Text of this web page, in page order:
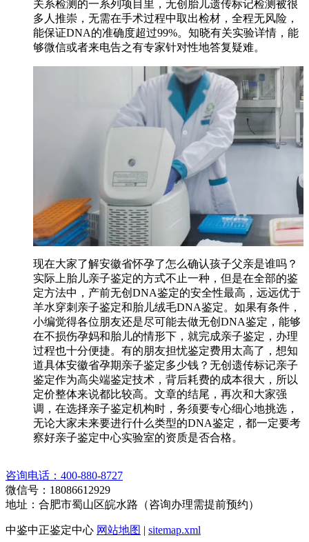
关系检测的一系列项目里，无创胎儿遗传标记检测被很
多人推崇，无需在手术过程中取出检材，全程无风险，
能保证DNA的准确度超过99%。知晓有关实验详情，能
够微信或者来电告之有专家针对性地答复疑难。
现在大家了解安徽省怀孕了怎么确认孩子父亲是谁吗？
实际上胎儿亲子鉴定的方式不止一种，但是在全部的鉴
定方法中，产前无创DNA鉴定的安全性最高，远远优于
羊水穿刺亲子鉴定和胎儿绒毛DNA鉴定。如果有条件，
小编觉得各位朋友还是尽可能去做无创DNA鉴定，能够
在不损伤孕妈和胎儿的情形下，就完成亲子鉴定，办理
过程也十分便捷。有的朋友担忧鉴定费用太高了，想知
道具体安徽省孕期亲子鉴定多少钱？无创遗传标记亲子
鉴定作为高尖端鉴定技术，背后耗费的成本很大，所以
定价整体来说都比较高。文章的结尾，再次和大家强
调，在选择亲子鉴定机构时，务须要专心细心地挑选，
无论大家未来要进行什么类型的DNA鉴定，都一定要考
察好亲子鉴定中心实验室的资质是否合格。
咨询电话：400-880-8727
微信号：18086612929
地址：合肥市蜀山区皖水路（咨询办理需提前预约）
中鉴中正鉴定中心 网站地图 | sitemap.xml